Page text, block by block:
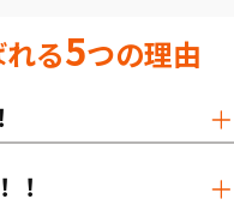
る5つの理由
！